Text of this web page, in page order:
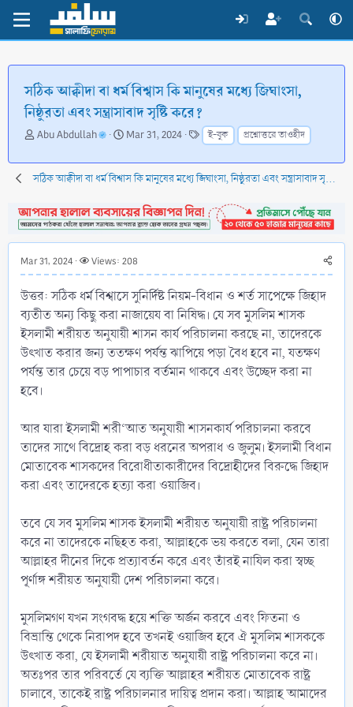
সঠিক আক্বীদা বা ধর্ম বিশ্বাস কি মানুষের মধ্যে জিঘাংসা,
নিষ্ঠুরতা এবং সন্ত্রাসাবাদ সৃষ্টি করে?
T
r
e
d
s
r
e
r
Abu Abdullah
S
a
r
d
a
Mar 31, 2024
T
a
g
s
ই-বুক প্রশ্নোত্তরে তাওহীদ
সঠিক আক্বীদা বা ধর্ম বিশ্বাস কি মানুষের মধ্যে জিঘাংসা, নিষ্ঠুরতা এবং সন্ত্রাসাবাদ সৃষ্টি করে?
Mar 31, 2024 Views: 208
উত্তর: সঠিক ধর্ম বিশ্বাসে সুনির্দিষ্ট নিয়ম-বিধান ও শর্ত সাপেক্ষে জিহাদ
ব্যতীত অন্য কিছু করা নাজায়েয বা নিষিদ্ধ। যে সব মুসলিম শাসক
ইসলামী শরীয়ত অনুযায়ী শাসন কার্য পরিচালনা করছে না, তাদেরকে
উৎখাত করার জন্য ততক্ষণ পর্যন্ত ঝাপিয়ে পড়া বৈধ হবে না, যতক্ষণ
পর্যন্ত তার চেয়ে বড় পাপাচার বর্তমান থাকবে এবং উচ্ছেদ করা না
হবে।
আর যারা ইসলামী শরী‘আত অনুযায়ী শাসনকার্য পরিচালনা করবে
তাদের সাথে বিদ্রোহ করা বড় ধরনের অপরাধ ও জুলুম। ইসলামী বিধান
মোতাবেক শাসকদের বিরোধীতাকারীদের বিদ্রোহীদের বিরুদ্ধে জিহাদ
করা এবং তাদেরকে হত্যা করা ওয়াজিব।
তবে যে সব মুসলিম শাসক ইসলামী শরীয়ত অনুযায়ী রাষ্ট্র পরিচালনা
করে না তাদেরকে নছিহত করা, আল্লাহকে ভয় করতে বলা, যেন তারা
আল্লাহর দীনের দিকে প্রত্যাবর্তন করে এবং তাঁরই নাযিল করা স্বচ্ছ
পূর্ণাঙ্গ শরীয়ত অনুযায়ী দেশ পরিচালনা করে।
মুসলিমগণ যখন সংগবদ্ধ হয়ে শক্তি অর্জন করবে এবং ফিতনা ও
বিভ্রান্তি থেকে নিরাপদ হবে তখনই ওয়াজিব হবে ঐ মুসলিম শাসককে
উৎখাত করা, যে ইসলামী শরীয়াত অনুযায়ী রাষ্ট্র পরিচালনা করে না।
অতঃপর তার পরিবর্তে যে ব্যক্তি আল্লাহর শরীয়ত মোতাবেক রাষ্ট্র
চালাবে, তাকেই রাষ্ট্র পরিচালনার দায়িত্ব প্রদান করা। আল্লাহ আমাদের